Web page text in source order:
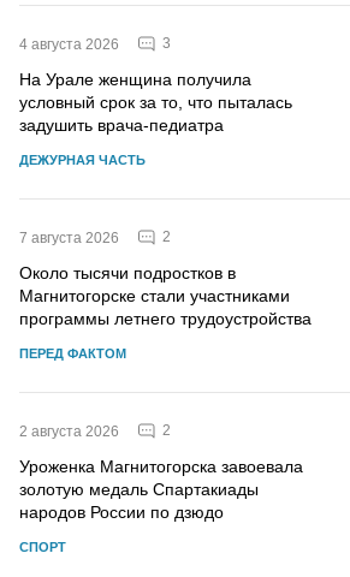
4 августа 2026 3
На Урале женщина получила
условный срок за то, что пыталась
задушить врача-педиатра
ДЕЖУРНАЯ ЧАСТЬ
7 августа 2026 2
Около тысячи подростков в
Магнитогорске стали участниками
программы летнего трудоустройства
ПЕРЕД ФАКТОМ
2 августа 2026 2
Уроженка Магнитогорска завоевала
золотую медаль Спартакиады
народов России по дзюдо
СПОРТ